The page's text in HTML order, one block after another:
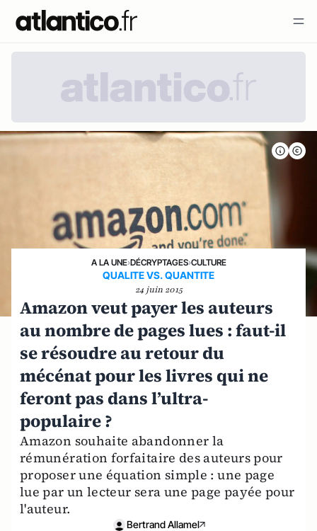
A LA UNE›DÉCRYPTAGES›CULTURE
QUALITE VS. QUANTITE
24 juin 2015
Amazon veut payer les auteurs
au nombre de pages lues : faut-il
se résoudre au retour du
mécénat pour les livres qui ne
feront pas dans l’ultra-
populaire ?
Amazon souhaite abandonner la
rémunération forfaitaire des auteurs pour
proposer une équation simple : une page
lue par un lecteur sera une page payée pour
l'auteur.
Bertrand Allamel